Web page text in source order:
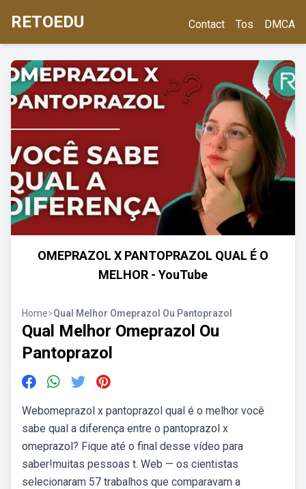
RETOEDU Contact Tos DMCA
OMEPRAZOL X PANTOPRAZOL QUAL É O
MELHOR - YouTube
Home>Qual Melhor Omeprazol Ou Pantoprazol
Qual Melhor Omeprazol Ou
Pantoprazol
Webomeprazol x pantoprazol qual é o melhor você
sabe qual a diferença entre o pantoprazol x
omeprazol? Fique até o final desse vídeo para
saber!muitas pessoas t. Web — os cientistas
selecionaram 57 trabalhos que comparavam a